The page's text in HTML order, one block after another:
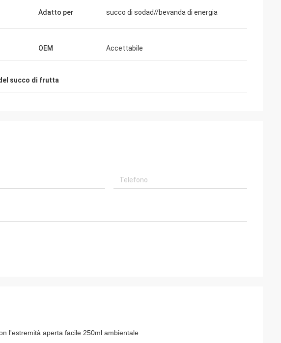
asina, ben ricevuta i campioni da voi,
gli aggiornamenti.
Adatto per succo di sodad//bevanda di energia
OEM Accettabile
succo di frutta
l'estremità aperta facile 250ml ambientale